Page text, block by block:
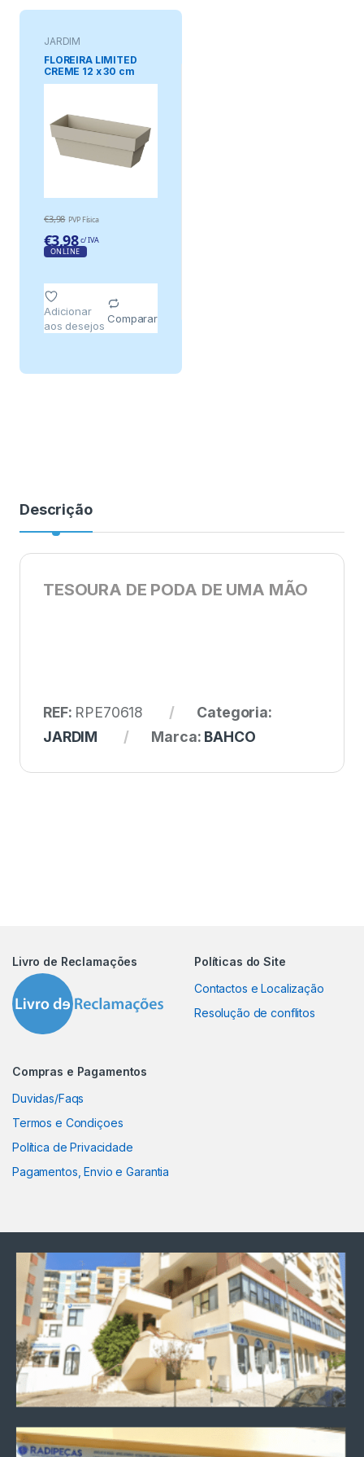
JARDIM
FLOREIRA LIMITED
CREME 12 x 30 cm
€3,98 PVP Física
€3,98 c/ IVA
ONLINE
Adicionar
aos desejos
Comparar
Descrição
TESOURA DE PODA DE UMA MÃO
REF: RPE70618
Categoria:
JARDIM
Marca: BAHCO
Livro de Reclamações
Políticas do Site
Contactos e Localização
Resolução de conflitos
Compras e Pagamentos
Duvidas/Faqs
Termos e Condiçoes
Política de Privacidade
Pagamentos, Envio e Garantia